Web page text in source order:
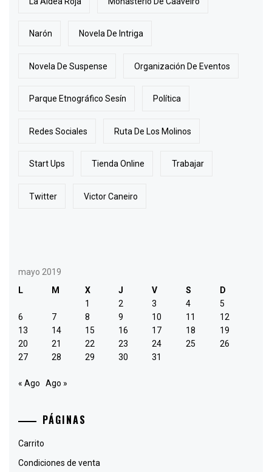
Narón Novela De Intriga
Novela De Suspense Organización De Eventos
Parque Etnográfico Sesín Política
Redes Sociales Ruta De Los Molinos
Start Ups Tienda Online Trabajar
Twitter Victor Caneiro
mayo 2019
L
M X J V S
D
1
2 3 4
5
6
7 8 9 10 11
12
13
14 15 16 17 18
19
20
21 22 23 24 25
26
27
28 29 30 31
« Ago Ago »
PÁGINAS
Carrito
Condiciones de venta